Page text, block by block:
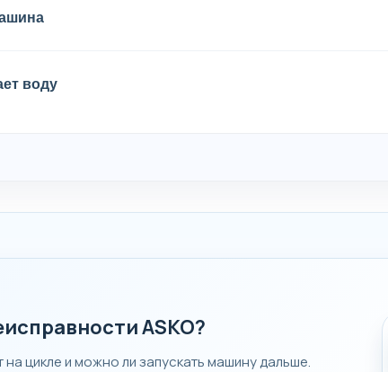
воду
ASKO?
на цикле и можно ли запускать машину дальше.